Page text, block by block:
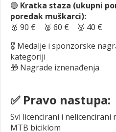
🟢 Kratka staza (ukupni
poredak muškarci):
🥇 90 € 🥈 60 € 🥉 40 €
🎖️ Medalje i sponzorske
kategoriji
🎁 Nagrade iznenađenja
✅ Pravo nastupa:
Svi licencirani i nelicencirani
MTB biciklom